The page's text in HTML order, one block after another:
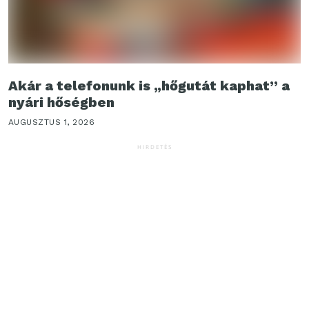
Akár a telefonunk is „hőgutát kaphat” a
nyári hőségben
AUGUSZTUS 1, 2026
HIRDETÉS